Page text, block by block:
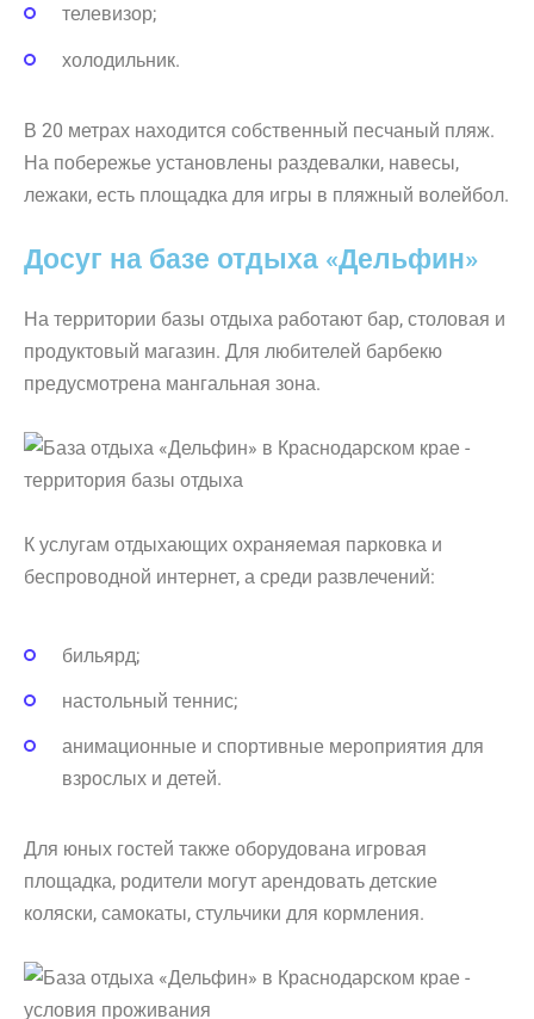
телевизор;
холодильник.
В 20 метрах находится собственный песчаный пляж.
На побережье установлены раздевалки, навесы,
лежаки, есть площадка для игры в пляжный волейбол.
Досуг на базе отдыха «Дельфин»
На территории базы отдыха работают бар, столовая и
продуктовый магазин. Для любителей барбекю
предусмотрена мангальная зона.
К услугам отдыхающих охраняемая парковка и
беспроводной интернет, а среди развлечений:
бильярд;
настольный теннис;
анимационные и спортивные мероприятия для
взрослых и детей.
Для юных гостей также оборудована игровая
площадка, родители могут арендовать детские
коляски, самокаты, стульчики для кормления.